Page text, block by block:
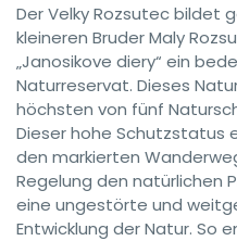
Der Velky Rozsutec bildet
kleineren Bruder Maly
„Janosikove diery“ ein
Naturreservat. Dieses
höchsten von fünf
Dieser hohe Schutzstatus
den markierten
Regelung den natürlichen
eine ungestörte und
Entwicklung der Natur. So